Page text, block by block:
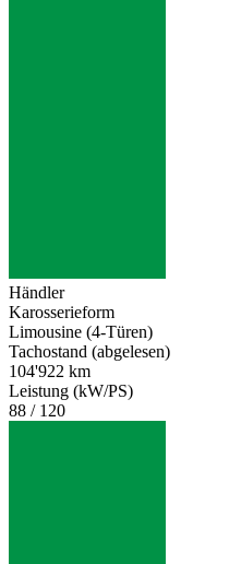
Händler
Karosserieform
Limousine (4-Türen)
Tachostand (abgelesen)
104'922 km
Leistung (kW/PS)
88 / 120